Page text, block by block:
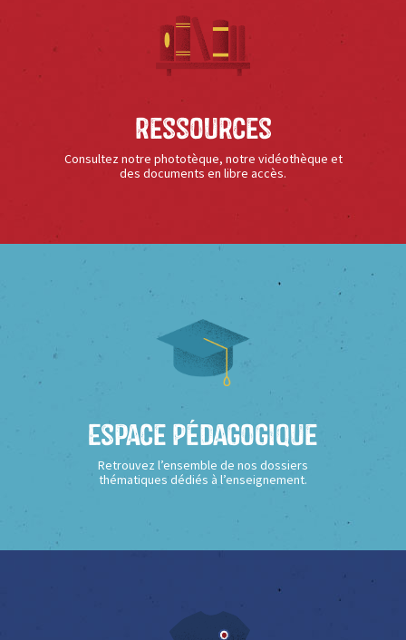
Ressources
Consultez notre phototèque, notre vidéothèque et
des documents en libre accès.
Espace Pédagogique
Retrouvez l’ensemble de nos dossiers
thématiques dédiés à l’enseignement.